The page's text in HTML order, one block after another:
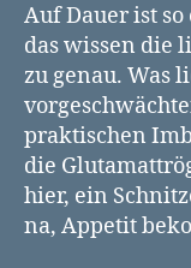
Auf Dauer ist
das wissen die
zu genau. Was
praktischen
die
hier, ein
na, Appetit